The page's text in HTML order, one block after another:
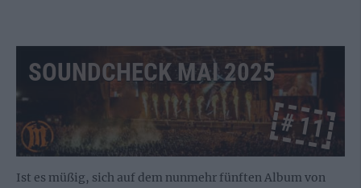
SOUNDCHECK MAI 2025
# 11
Ist es müßig, sich auf dem nunmehr fünften Album von